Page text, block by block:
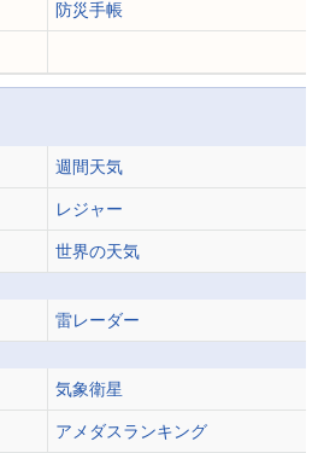
防災手帳
週間天気
レジャー
世界の天気
雷レーダー
気象衛星
アメダスランキング